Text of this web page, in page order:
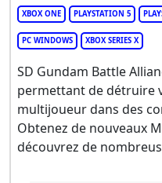
XBOX ONE PLAYSTATION 5
PC WINDOWS XBOX SERIES X
SD Gundam Battle
permettant de détruire
multijoueur dans des
Obtenez de nouveaux
découvrez de